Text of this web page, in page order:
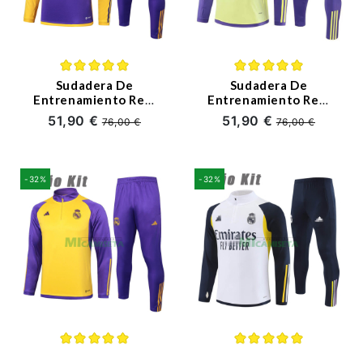
Sudadera De
Entrenamiento Real
Madrid 2024/2025
Niño Kit
51,90 €76,00 €
Sudadera De
Entrenamiento Real
Madrid 2024/2025
Niño Kit Amarillo
51,90 €76,00 €
-32% -32%